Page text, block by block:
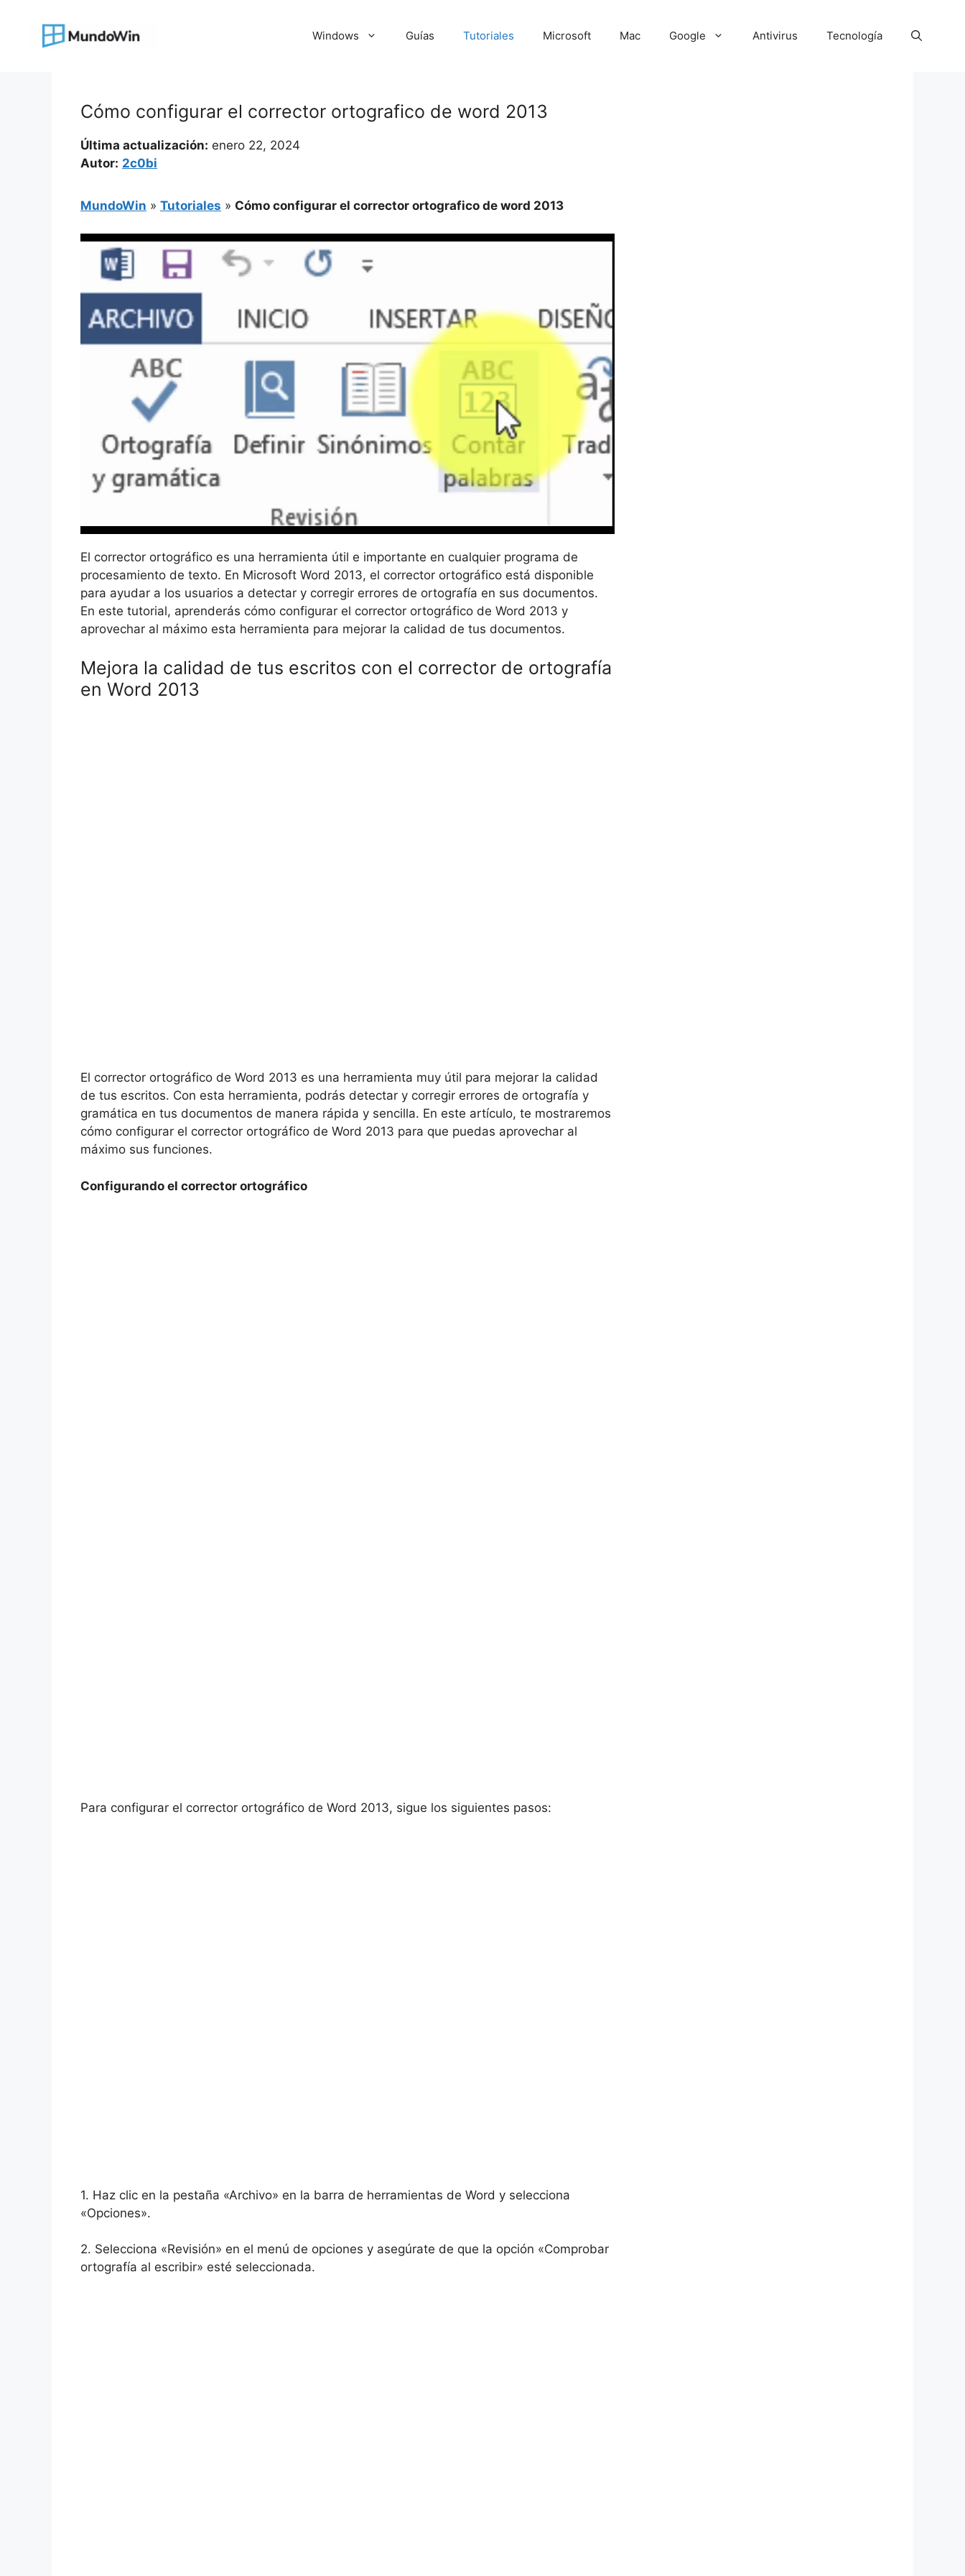
contenido
Windows Guías Tutoriales Microsoft Mac Google Antivirus Tecnología
Cómo configurar el corrector ortografico de word 2013
Última actualización: enero 22, 2024
Autor: 2c0bi
MundoWin » Tutoriales » Cómo configurar el corrector ortografico de word 2013
El corrector ortográfico es una herramienta útil e importante en cualquier programa de
procesamiento de texto. En Microsoft Word 2013, el corrector ortográfico está disponible
para ayudar a los usuarios a detectar y corregir errores de ortografía en sus documentos.
En este tutorial, aprenderás cómo configurar el corrector ortográfico de Word 2013 y
aprovechar al máximo esta herramienta para mejorar la calidad de tus documentos.
Mejora la calidad de tus escritos con el corrector de ortografía
en Word 2013
El corrector ortográfico de Word 2013 es una herramienta muy útil para mejorar la calidad
de tus escritos. Con esta herramienta, podrás detectar y corregir errores de ortografía y
gramática en tus documentos de manera rápida y sencilla. En este artículo, te mostraremos
cómo configurar el corrector ortográfico de Word 2013 para que puedas aprovechar al
máximo sus funciones.
Configurando el corrector ortográfico
Para configurar el corrector ortográfico de Word 2013, sigue los siguientes pasos:
1. Haz clic en la pestaña «Archivo» en la barra de herramientas de Word y selecciona
«Opciones».
2. Selecciona «Revisión» en el menú de opciones y asegúrate de que la opción «Comprobar
ortografía al escribir» esté seleccionada.